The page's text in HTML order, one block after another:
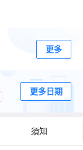
更多
更多日期
須知